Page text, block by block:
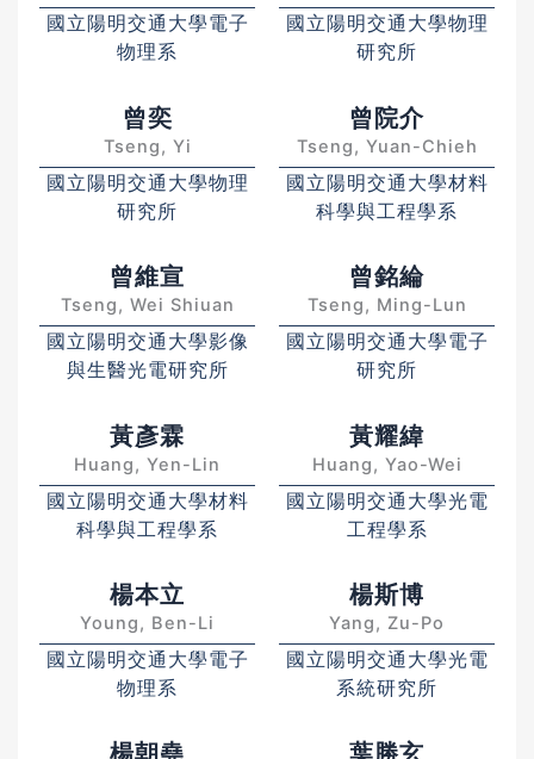
國立陽明交通大學電子
物理系
國立陽明交通大學物理
研究所
曾奕
Tseng, Yi
國立陽明交通大學物理
研究所
曾院介
Tseng, Yuan-Chieh
國立陽明交通大學材料
科學與工程學系
曾維宣
Tseng, Wei Shiuan
國立陽明交通大學影像
與生醫光電研究所
曾銘綸
Tseng, Ming-Lun
國立陽明交通大學電子
研究所
黃彥霖
Huang, Yen-Lin
國立陽明交通大學材料
科學與工程學系
黃耀緯
Huang, Yao-Wei
國立陽明交通大學光電
工程學系
楊本立
Young, Ben-Li
國立陽明交通大學電子
物理系
楊斯博
Yang, Zu-Po
國立陽明交通大學光電
系統研究所